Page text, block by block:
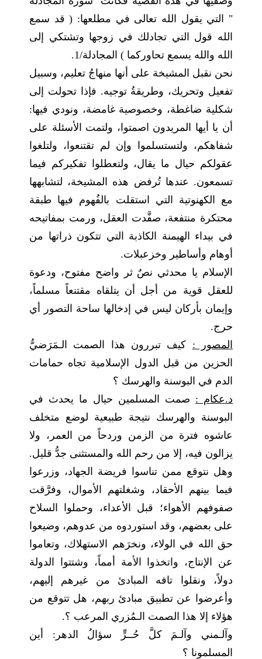
" التي يقول الله تعالى في مطلعها: ( قد سمع
الله قول التي تجادلك في زوجها وتشتكي إلى
الله والله يسمع تحاوركما ) المجادلة/1.
نحن نقبل المشيخة على أنها منهاجُ تعليم، وسبيل
تفعيل وتحريك، وطريقةُ توجيه. فإذا تحولت إلى
شكلية ضاغطة، وخصوصية غامضة، ونودي فيها:
أن يا أيها المريدون اصمتوا، ولتمت الأسئلة على
شفاهكم، ولتستسلموا وإن لم تقتنعوا، ولتلغوا
عقولكم حيال ما يقال، ولتعطلوا تفكيركم فيما
تسمعون. عندها تُرفض هذه المشيخة، لتشابهها
مع الكهنوتية التي استقلت بالفُهوم فيها طبقة
محتكرة منتفعة، صفَّدت العقل، ورمت بمفاتيحه
في بيداء الهيمنة الكاذبة التي تتكون ذراتها من
أوهام وأساطير وخزعبلات.
الإسلام يا محدثي نصٌ ثر واضح مفتوح، ودعوة
للعقل قوية من أجل أن يتلقاه مقتنعاً مسلماً،
وإيمان بأركان ليس في إدخالها ساحة التصور أي
حرج.
المصور : كيف تبررون هذا الصمت الـمَرَضيُّ
الحزين من قبل الدول الإسلامية تجاه حمامات
الدم في البوسنة والهرسك ؟
د.عكام : صمت المسلمين حيال ما يحدث في
البوسنة والهرسك نتيجة طبيعية لوضع متخلف
عاشوه فترة من الزمن وردحاً من العمر، ولا
يزالون فيه، إلا من رحم الله والمستثنى جدُّ قليل.
وهل نتوقع ممن تناسوا فريضة الجهاد، وزرعوا
فيما بينهم الأحقاد، وشغلتهم الأموال، وفرَّقت
صفوفهم الأهواء؛ قبل الأعداء، وحملوا السلاح
على بعضهم، وقد استوردوه من عدوهم، وضيعوا
حق الله في الولاء، ونخرَهم الاستهلاك، وتعاموا
عن الإنتاج، واتخذوا الأمة أمماً، وشتتوا الدولة
دولاً، ونقلوا تافه المبادئ من غيرهم إليهم،
وأعرضوا عن تطبيق مبادئ ربهم، هل تتوقع من
هؤلاء إلا هذا الصمت الـمُزري المرعب ؟.
وآلـمني وآلـمَ كلَّ حُــرٍّ سؤالُ الدهر: أين
المسلمونا ؟